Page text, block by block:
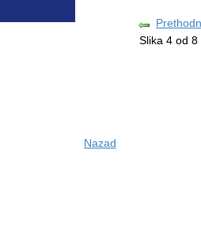
Slika 4 od 8
Nazad